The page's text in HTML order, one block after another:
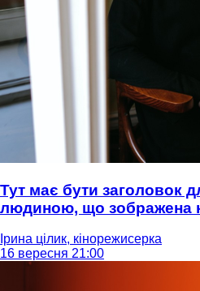
Тут має бути заголовок
людиною, що зображена
Ірина цілик, кінорежисерка
16 вересня 21:00